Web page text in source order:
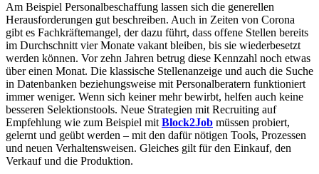
Am Beispiel Personalbeschaffung lassen sich die generellen
Herausforderungen gut beschreiben. Auch in Zeiten von Corona
gibt es Fachkräftemangel, der dazu führt, dass offene Stellen bereits
im Durchschnitt vier Monate vakant bleiben, bis sie wiederbesetzt
werden können. Vor zehn Jahren betrug diese Kennzahl noch etwas
über einen Monat. Die klassische Stellenanzeige und auch die Suche
in Datenbanken beziehungsweise mit Personalberatern funktioniert
immer weniger. Wenn sich keiner mehr bewirbt, helfen auch keine
besseren Selektionstools. Neue Strategien mit Recruiting auf
Empfehlung wie zum Beispiel mit Block2Job müssen probiert,
gelernt und geübt werden – mit den dafür nötigen Tools, Prozessen
und neuen Verhaltensweisen. Gleiches gilt für den Einkauf, den
Verkauf und die Produktion.